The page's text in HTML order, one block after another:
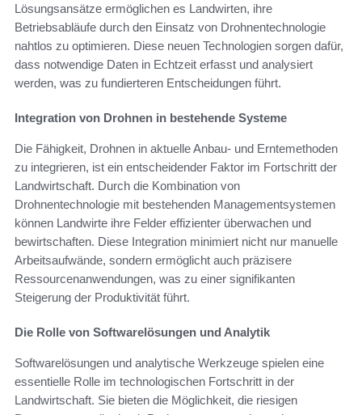
Lösungsansätze ermöglichen es Landwirten, ihre
Betriebsabläufe durch den Einsatz von Drohnentechnologie
nahtlos zu optimieren. Diese neuen Technologien sorgen dafür,
dass notwendige Daten in Echtzeit erfasst und analysiert
werden, was zu fundierteren Entscheidungen führt.
Integration von Drohnen in bestehende Systeme
Die Fähigkeit, Drohnen in aktuelle Anbau- und Erntemethoden
zu integrieren, ist ein entscheidender Faktor im Fortschritt der
Landwirtschaft. Durch die Kombination von
Drohnentechnologie mit bestehenden Managementsystemen
können Landwirte ihre Felder effizienter überwachen und
bewirtschaften. Diese Integration minimiert nicht nur manuelle
Arbeitsaufwände, sondern ermöglicht auch präzisere
Ressourcenanwendungen, was zu einer signifikanten
Steigerung der Produktivität führt.
Die Rolle von Softwarelösungen und Analytik
Softwarelösungen und analytische Werkzeuge spielen eine
essentielle Rolle im technologischen Fortschritt in der
Landwirtschaft. Sie bieten die Möglichkeit, die riesigen